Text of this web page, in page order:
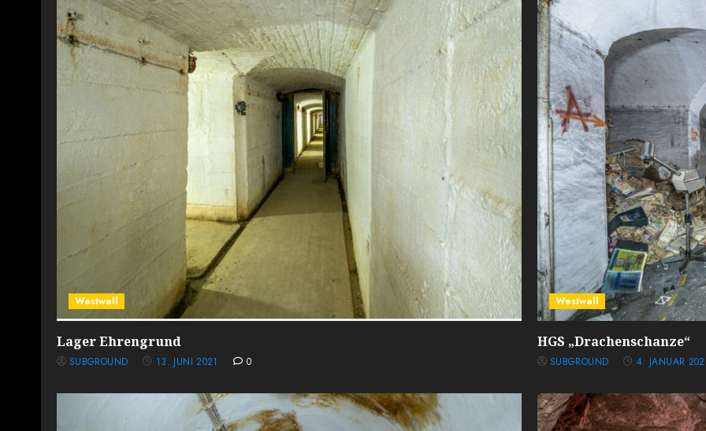
Westwall
Lager Ehrengrund
SUBGROUND 13. JUNI 2021 0
Westwall
HGS „Drachenschanze“
SUBGROUND 4. JANUAR